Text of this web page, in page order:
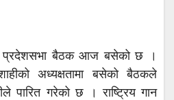
प्रदेशसभा बैठक आज बसेको छ ।
अध्यक्षतामा बसेको बैठकले
पारित गरेको छ । राष्ट्रिय गान